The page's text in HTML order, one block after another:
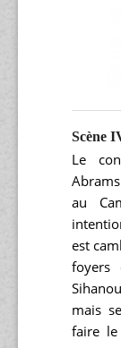
Scène
Le
au
est
foyers
mais
faire